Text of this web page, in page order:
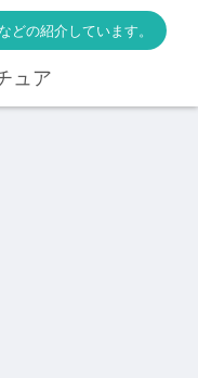
どの紹介しています。
ュア